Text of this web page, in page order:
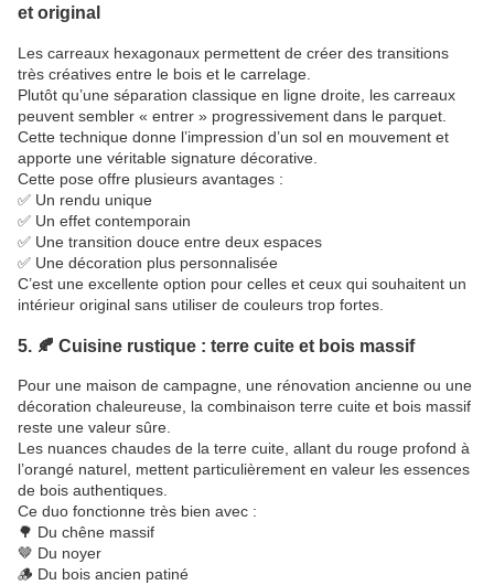
et original
Les carreaux hexagonaux permettent de créer des transitions
très créatives entre le bois et le carrelage.
Plutôt qu’une séparation classique en ligne droite, les carreaux
peuvent sembler « entrer » progressivement dans le parquet.
Cette technique donne l’impression d’un sol en mouvement et
apporte une véritable signature décorative.
Cette pose offre plusieurs avantages :
✅ Un rendu unique
✅ Un effet contemporain
✅ Une transition douce entre deux espaces
✅ Une décoration plus personnalisée
C’est une excellente option pour celles et ceux qui souhaitent un
intérieur original sans utiliser de couleurs trop fortes.
5. 🍂 Cuisine rustique : terre cuite et bois massif
Pour une maison de campagne, une rénovation ancienne ou une
décoration chaleureuse, la combinaison terre cuite et bois massif
reste une valeur sûre.
Les nuances chaudes de la terre cuite, allant du rouge profond à
l’orangé naturel, mettent particulièrement en valeur les essences
de bois authentiques.
Ce duo fonctionne très bien avec :
🌳 Du chêne massif
🤎 Du noyer
🪵 Du bois ancien patiné